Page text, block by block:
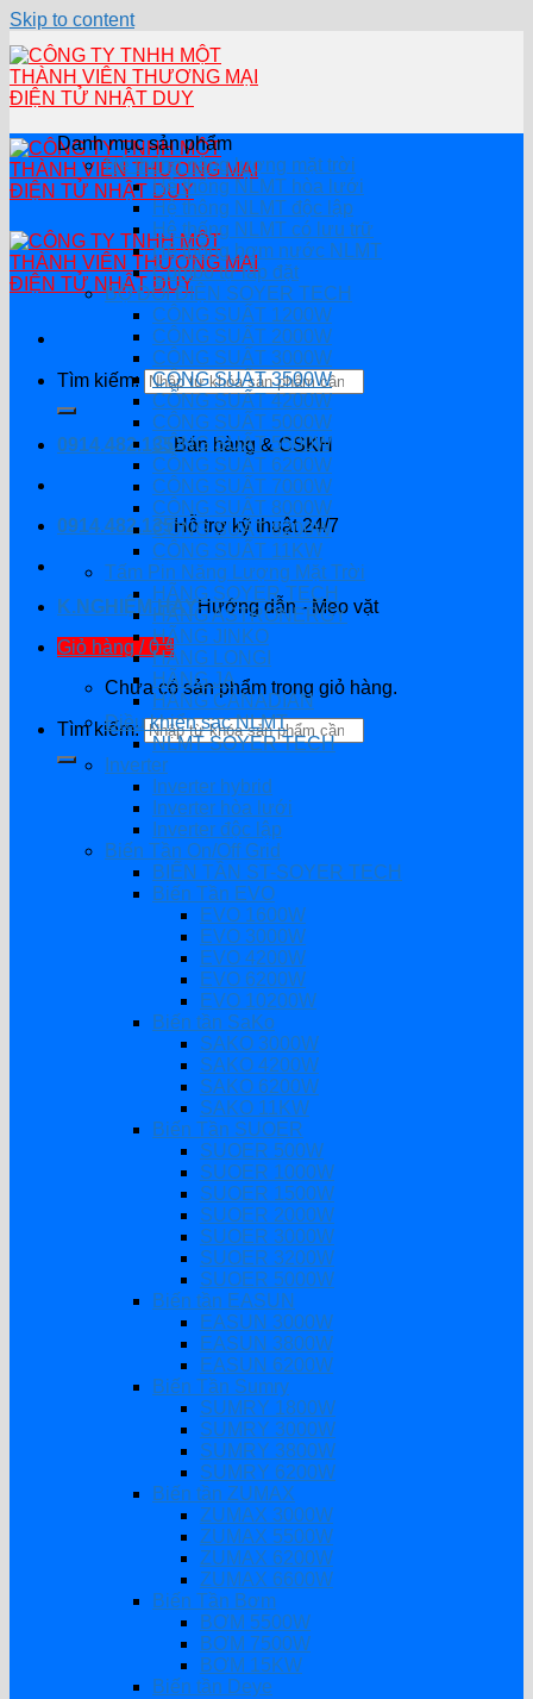
Skip to content
Tìm kiếm:
0914.482.135Bán hàng & CSKH
0914.482.135Hỗ trợ kỹ thuật 24/7
K.NGHIỆM HAYHướng dẫn - Mẹo vặt
Giỏ hàng /0₫
Chưa có sản phẩm trong giỏ hàng.
Tìm kiếm:
Danh mục sản phẩm
Hệ thống năng lượng mặt trời
Hệ thống NLMT hòa lưới
Hệ thông NLMT độc lập
Hệ thống NLMT có lưu trữ
Hệ thống bơm nước NLMT
Combo tự lắp đặt
BỘ ĐỔI ĐIỆN SOYER TECH
CÔNG SUẤT 1200W
CÔNG SUẤT 2000W
CÔNG SUẤT 3000W
CÔNG SUẤT 3500W
CÔNG SUẤT 4200W
CÔNG SUẤT 5000W
CÔNG SUẤT 5500W
CÔNG SUẤT 6200W
CÔNG SUẤT 7000W
CÔNG SUẤT 8000W
CÔNG SUẤT 8200W
CÔNG SUẤT 11KW
Tấm Pin Năng Lượng Mặt Trời
HÃNG SOYER TECH
HÃNG ASTRONERGY
HÃNG JINKO
HÃNG LONGI
HÃNG JA
HÃNG CANADIAN
Điều khiển sạc NLMT
NLMT SOYER TECH
Inverter
Inverter hybrid
Inverter hòa lưới
Inverter độc lập
Biến Tần On/Off Grid
BIẾN TẦN ST-SOYER TECH
Biến Tần EVO
EVO 1600W
EVO 3000W
EVO 4200W
EVO 6200W
EVO 10200W
Biến tần SaKo
SAKO 3000W
SAKO 4200W
SAKO 6200W
SAKO 11KW
Biến Tần SUOER
SUOER 500W
SUOER 1000W
SUOER 1500W
SUOER 2000W
SUOER 3000W
SUOER 3200W
SUOER 5000W
Biến tần EASUN
EASUN 3000W
EASUN 3800W
EASUN 6200W
Biến Tần Sumry
SUMRY 1800W
SUMRY 3000W
SUMRY 3800W
SUMRY 6200W
Biến tần ZUMAX
ZUMAX 3000W
ZUMAX 5500W
ZUMAX 6200W
ZUMAX 6600W
Biến Tần Bơm
BƠM 5500W
BƠM 7500W
BƠM 15KW
Biến tần Deye